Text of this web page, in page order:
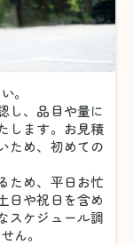
。
し、品目や量に
します。お見積
ため、初めての
ため、平日お忙
日や祝日を含め
スケジュール調
ん。